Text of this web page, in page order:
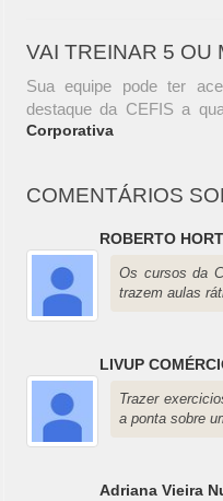
VAI TREINAR 5 OU
Sua equipe pode ter
destaque da CEFIS a
Corporativa
COMENTÁRIOS
ROBERTO
Os cursos da
trazem aulas
LIVUP
Trazer
a ponta sobre
Adriana Vieira